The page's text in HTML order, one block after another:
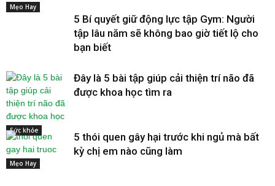
Mẹo Hay
5 Bí quyết giữ động lực tập Gym: Người
tập lâu năm sẽ không bao giờ tiết lộ cho
bạn biết
Sức khỏe
Đây là 5 bài tập giúp cải thiện trí não đã
được khoa học tìm ra
Mẹo Hay
5 thói quen gây hại trước khi ngủ mà bất
kỳ chị em nào cũng làm